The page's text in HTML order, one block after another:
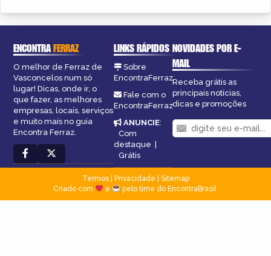
ENCONTRAFERRAZ
O melhor de Ferraz de
Vasconcelos num só
lugar! Dicas, onde ir, o
que fazer, as melhores
empresas, locais, serviços
e muito mais no guia
Encontra Ferraz.
LINKS RÁPIDOS
Sobre
EncontraFerraz
Fale com o
EncontraFerraz
ANUNCIE:
Com
destaque |
Grátis
NOVIDADES POR E-
MAIL
Receba grátis as
principais notícias,
dicas e promoções
Termos| Privacidade
Sitemap
Criado com
e pelo time do EncontraBrasil